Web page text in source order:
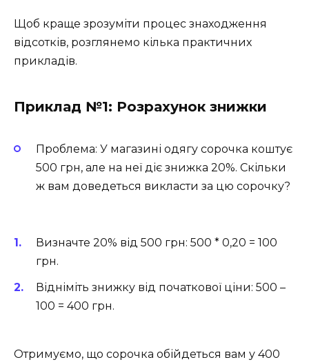
Щоб краще зрозуміти процес знаходження
відсотків, розглянемо кілька практичних
прикладів.
Приклад №1: Розрахунок знижки
Проблема: У магазині одягу сорочка коштує
500 грн, але на неї діє знижка 20%. Скільки
ж вам доведеться викласти за цю сорочку?
Визначте 20% від 500 грн: 500 * 0,20 = 100
грн.
Відніміть знижку від початкової ціни: 500 –
100 = 400 грн.
Отримуємо, що сорочка обійдеться вам у 400